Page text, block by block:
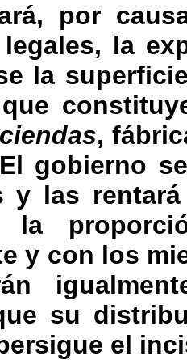
por
la
la
,
gobierno
y las
la
y con los
su
el